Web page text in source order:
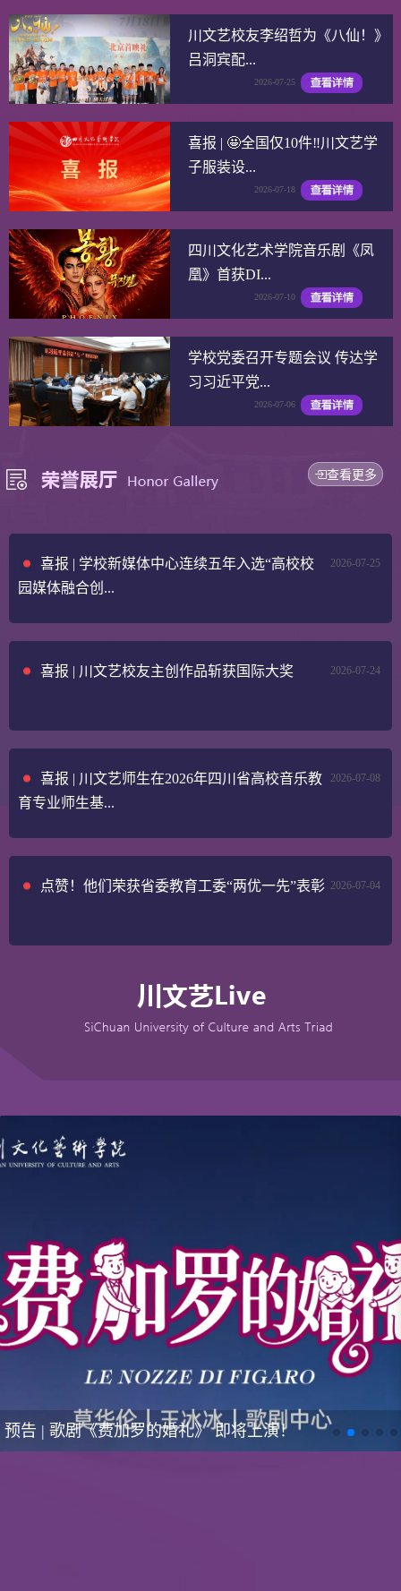
川文艺校友李绍哲为《八仙！》
吕洞宾配...
2026-07-25
喜报 | 🤩全国仅10件‼️川文艺学
子服装设...
2026-07-18
四川文化艺术学院音乐剧《凤
凰》首获DI...
2026-07-10
学校党委召开专题会议 传达学
习习近平党...
2026-07-06
查看更多
2026-07-25
喜报 | 学校新媒体中心连续五年入选“高校校
园媒体融合创...
2026-07-24
喜报 | 川文艺校友主创作品斩获国际大奖
2026-07-08
喜报 | 川文艺师生在2026年四川省高校音乐教
育专业师生基...
2026-07-04
点赞！他们荣获省委教育工委“两优一先”表彰
水术年华启程校园行 一生有你·毕业歌会